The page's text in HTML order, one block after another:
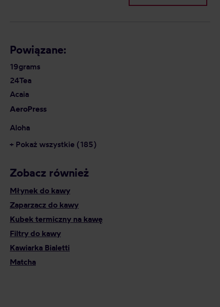
Powiązane:
19grams
24Tea
Acaia
AeroPress
Aloha
+ Pokaż wszystkie (185)
Zobacz również
Młynek do kawy
Zaparzacz do kawy
Kubek termiczny na kawę
Filtry do kawy
Kawiarka Bialetti
Matcha